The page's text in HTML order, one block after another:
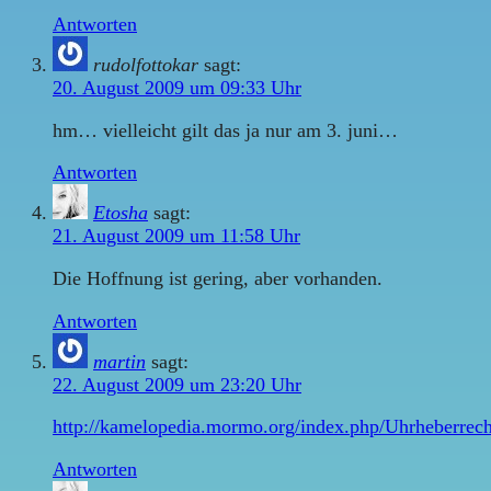
Antworten
rudolfottokar sagt:
20. August 2009 um 09:33 Uhr
hm… vielleicht gilt das ja nur am 3. juni…
Antworten
Etosha sagt:
21. August 2009 um 11:58 Uhr
Die Hoffnung ist gering, aber vorhanden.
Antworten
martin sagt:
22. August 2009 um 23:20 Uhr
http://kamelopedia.mormo.org/index.php/
Antworten